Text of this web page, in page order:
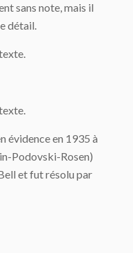
sans note, mais il
détail.
évidence en 1935 à
Podovski-Rosen)
et fut résolu par